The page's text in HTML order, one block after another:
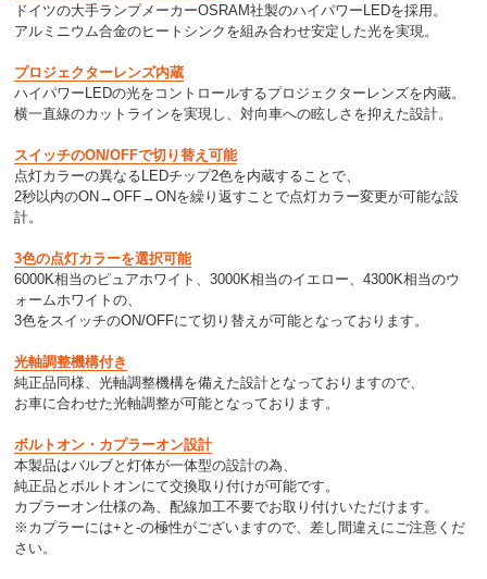
ドイツの大手ランプメーカーOSRAM社製のハイパワーLEDを採用。
アルミニウム合金のヒートシンクを組み合わせ安定した光を実現。
プロジェクターレンズ内蔵
ハイパワーLEDの光をコントロールするプロジェクターレンズを内蔵。
横一直線のカットラインを実現し、対向車への眩しさを抑えた設計。
スイッチのON/OFFで切り替え可能
点灯カラーの異なるLEDチップ2色を内蔵することで、
2秒以内のON→OFF→ONを繰り返すことで点灯カラー変更が可能な設
計。
3色の点灯カラーを選択可能
6000K相当のピュアホワイト、3000K相当のイエロー、4300K相当のウ
ォームホワイトの、
3色をスイッチのON/OFFにて切り替えが可能となっております。
光軸調整機構付き
純正品同様、光軸調整機構を備えた設計となっておりますので、
お車に合わせた光軸調整が可能となっております。
ボルトオン・カプラーオン設計
本製品はバルブと灯体が一体型の設計の為、
純正品とボルトオンにて交換取り付けが可能です。
カプラーオン仕様の為、配線加工不要でお取り付けいただけます。
※カプラーには+と-の極性がございますので、差し間違えにご注意くだ
さい。